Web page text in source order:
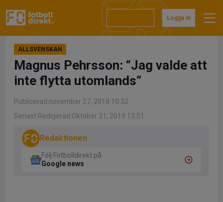
till
Logga in
ALLSVENSKAN
Magnus Pehrsson: “Jag valde att
inte flytta utomlands”
Publicerad november 27, 2018 10:32
Senast Redigerad Oktober 31, 2019 13:51
Redaktionen
Följ Fotbolldirekt på
Google news